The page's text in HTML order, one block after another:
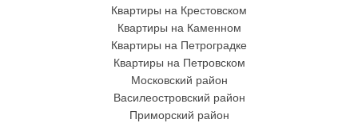
Квартиры на Крестовском
Квартиры на Каменном
Квартиры на Петроградке
Квартиры на Петровском
Московский район
Василеостровский район
Приморский район